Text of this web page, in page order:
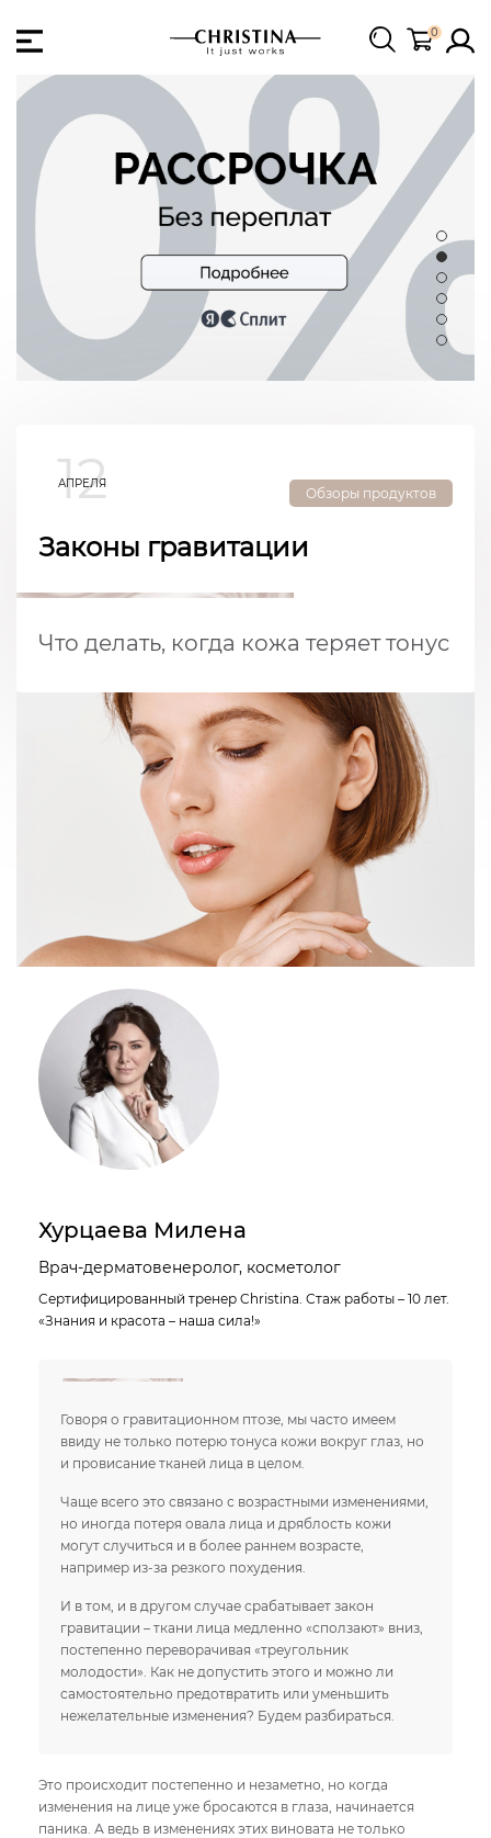
0
12
АПРЕЛЯ
Обзоры продуктов
Законы гравитации
Что делать, когда кожа теряет тонус
Хурцаева Милена
Врач-дерматовенеролог, косметолог
Сертифицированный тренер Christina. Стаж работы – 10 лет.
«Знания и красота – наша сила!»
Говоря о гравитационном птозе, мы часто имеем
ввиду не только потерю тонуса кожи вокруг глаз, но
и провисание тканей лица в целом.
Чаще всего это связано с возрастными изменениями,
но иногда потеря овала лица и дряблость кожи
могут случиться и в более раннем возрасте,
например из-за резкого похудения.
И в том, и в другом случае срабатывает закон
гравитации – ткани лица медленно «сползают» вниз,
постепенно переворачивая «треугольник
молодости». Как не допустить этого и можно ли
самостоятельно предотвратить или уменьшить
нежелательные изменения? Будем разбираться.
Это происходит постепенно и незаметно, но когда
изменения на лице уже бросаются в глаза, начинается
паника. А ведь в изменениях этих виновата не только